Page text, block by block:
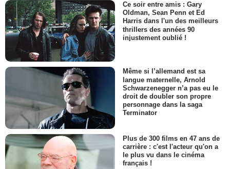
Ce soir entre amis : Gary
Oldman, Sean Penn et Ed
Harris dans l'un des meilleurs
thrillers des années 90
injustement oublié !
Même si l’allemand est sa
langue maternelle, Arnold
Schwarzenegger n’a pas eu le
droit de doubler son propre
personnage dans la saga
Terminator
Plus de 300 films en 47 ans de
carrière : c'est l'acteur qu'on a
le plus vu dans le cinéma
français !